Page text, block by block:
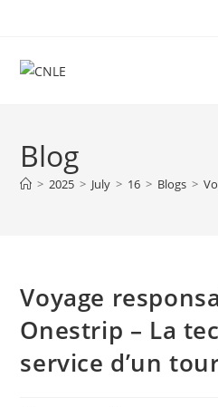
content
Blog
> 2025 > July > 16 > Blogs >
Voyage
Onestrip – La
service d’un